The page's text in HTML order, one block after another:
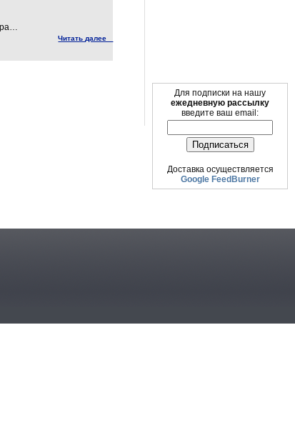
Для подписки на нашу
ежедневную рассылку
введите ваш email:
Доставка осуществляется
Google FeedBurner
Читать далее